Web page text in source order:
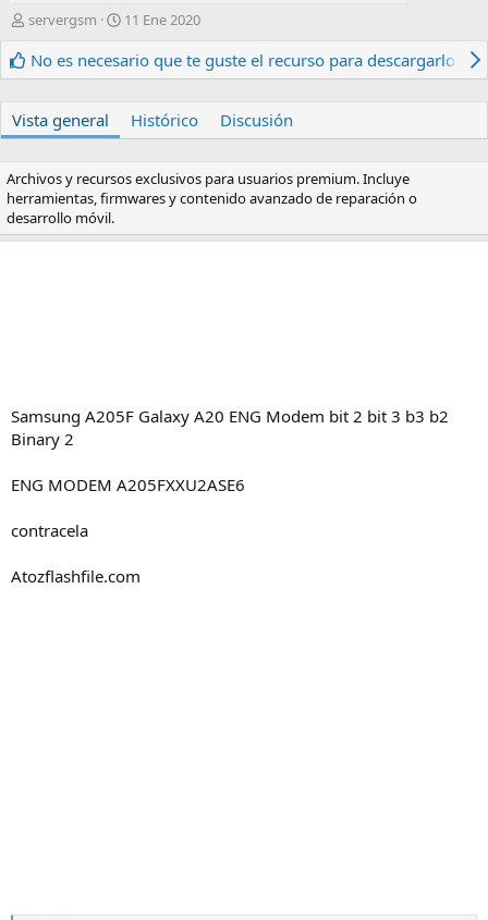
A
t
o
servergsm
F
c
h
e
r
e
c
11 Ene 2020
No es necesario que te guste el recurso para descargarlo.
Vista general Histórico Discusión
Archivos y recursos exclusivos para usuarios premium. Incluye
herramientas, firmwares y contenido avanzado de reparación o
desarrollo móvil.
Samsung A205F Galaxy A20 ENG Modem bit 2 bit 3 b3 b2
Binary 2
ENG MODEM A205FXXU2ASE6
contracela
Atozflashfile.com